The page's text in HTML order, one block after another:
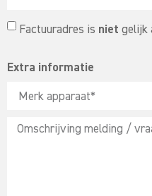
Factuuradres is niet gelijk
Extra informatie